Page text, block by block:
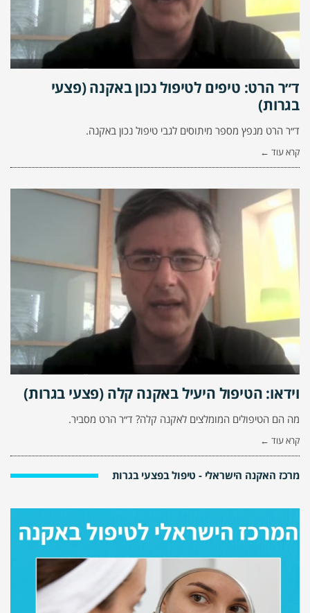
ד״ר הרט: טיפים לטיפול נכון באקנה (פצעי
בגרות)
ד״ר הרט מנפץ מספר מיתוסים לגבי טיפול נכון באקנה.
קרא עוד ←
וידאו: הטיפול היעיל באקנה קלה (פצעי בגרות)
מה הם הטיפולים המומלצים לאקנה קלה? ד״ר הרט מסביר.
קרא עוד ←
מרכז האקנה הישראלי - טיפול בפצעי בגרות